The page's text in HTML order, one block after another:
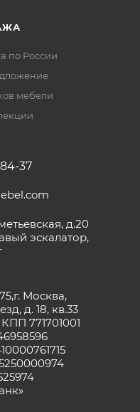
по России
мебели
37
д.20
эскалатор,
Москва,
д. 18, кв.33
771701001